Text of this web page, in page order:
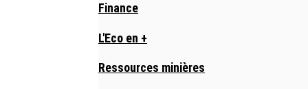
Finance
L'Eco en +
Ressources minières